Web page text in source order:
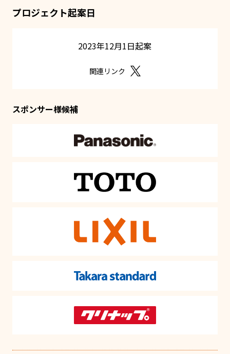
プロジェクト起案日
2023年12月1日起案
関連リンク
スポンサー様候補